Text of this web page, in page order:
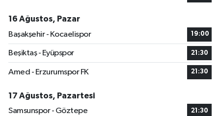
16 Ağustos, Pazar
Başakşehir - Kocaelispor
19:00
Beşiktaş - Eyüpspor 21:30
Amed - Erzurumspor FK 21:30
17 Ağustos, Pazartesi
Samsunspor - Göztepe
21:30